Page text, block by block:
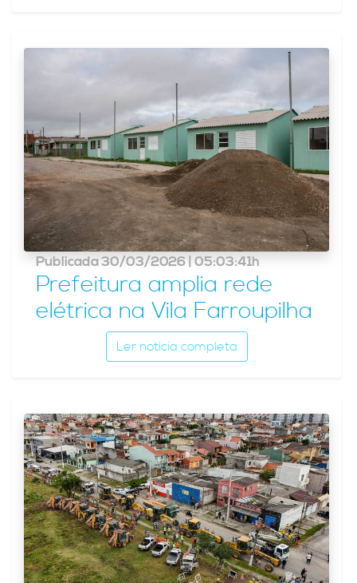
Publicada 30/03/2026 | 05:03:41h
Prefeitura amplia rede
elétrica na Vila Farroupilha
Ler notícia completa